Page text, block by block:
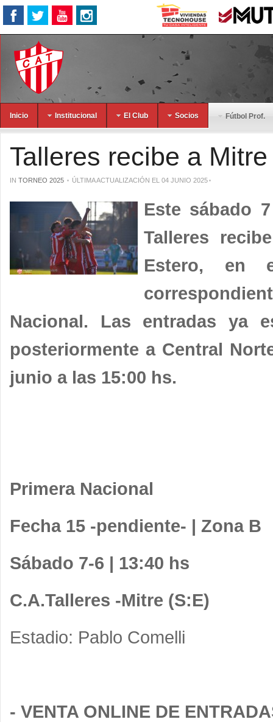
Inicio Institucional El Club Socios Fútbol Prof.
Talleres recibe a
IN TORNEO 2025 ÚLTIMA ACTUALIZACIÓN EL 04 JUNIO 2025
Este sábado
Talleres
Estero, en
Nacional. Las entradas ya
posteriormente a Central
junio a las 15:00 hs.
Primera Nacional
Fecha 15 -pendiente- | Zona B
Sábado 7-6 | 13:40 hs
C.A.Talleres -Mitre (S:E)
Estadio: Pablo Comelli
- VENTA ONLINE DE